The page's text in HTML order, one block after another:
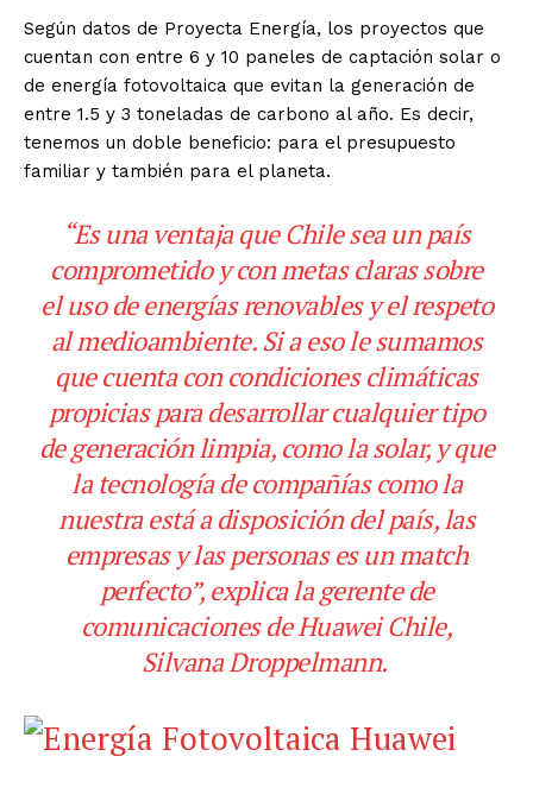
Según datos de Proyecta Energía, los proyectos que
cuentan con entre 6 y 10 paneles de captación solar o
de energía fotovoltaica que evitan la generación de
entre 1.5 y 3 toneladas de carbono al año. Es decir,
tenemos un doble beneficio: para el presupuesto
familiar y también para el planeta.
“Es una ventaja que Chile sea un país
comprometido y con metas claras sobre
el uso de energías renovables y el respeto
al medioambiente. Si a eso le sumamos
que cuenta con condiciones climáticas
propicias para desarrollar cualquier tipo
de generación limpia, como la solar, y que
la tecnología de compañías como la
nuestra está a disposición del país, las
empresas y las personas es un match
perfecto”, explica la gerente de
comunicaciones de Huawei Chile,
Silvana Droppelmann.